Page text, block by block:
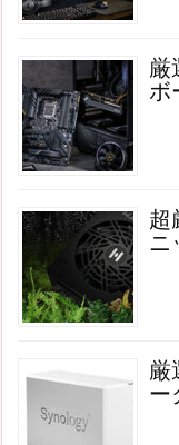
厳
ボ
超
ニ
厳
ー